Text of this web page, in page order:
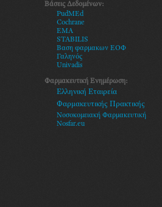
Βάσεις Δεδομένων:
PudMEd
Cochrane
EMA
STABILIS
Βαση φαρμακων ΕΟΦ
Γαληνός
Univadis
Φαρμακευτική Ενημέρωση:
Ελληνική Εταιρεία
Φαρμακευτικής Πρακτικής
Νοσοκομειακή Φαρμακευτική
Nosfar.eu